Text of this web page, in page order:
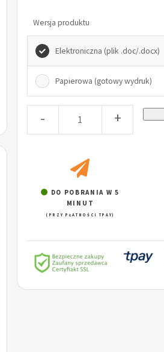
Wersja produktu
Elektroniczna (plik .doc/.docx)
Papierowa (gotowy wydruk)
- +
DO POBRANIA W 5
MINUT
(PRZY PŁATNOŚCI TPAY)